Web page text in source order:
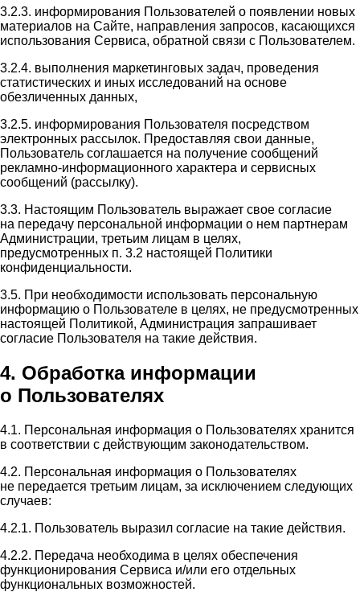
3.2.3. информирования Пользователей о появлении новых
материалов на Сайте, направления запросов, касающихся
использования Сервиса, обратной связи с Пользователем.
3.2.4. выполнения маркетинговых задач, проведения
статистических и иных исследований на основе
обезличенных данных,
3.2.5. информирования Пользователя посредством
электронных рассылок. Предоставляя свои данные,
Пользователь соглашается на получение сообщений
рекламно-информационного характера и сервисных
сообщений (рассылку).
3.3. Настоящим Пользователь выражает свое согласие
на передачу персональной информации о нем партнерам
Администрации, третьим лицам в целях,
предусмотренных п. 3.2 настоящей Политики
конфиденциальности.
3.5. При необходимости использовать персональную
информацию о Пользователе в целях, не предусмотренных
настоящей Политикой, Администрация запрашивает
согласие Пользователя на такие действия.
4. Обработка информации
о Пользователях
4.1. Персональная информация о Пользователях хранится
в соответствии с действующим законодательством.
4.2. Персональная информация о Пользователях
не передается третьим лицам, за исключением следующих
случаев:
4.2.1. Пользователь выразил согласие на такие действия.
4.2.2. Передача необходима в целях обеспечения
функционирования Сервиса и/или его отдельных
функциональных возможностей.